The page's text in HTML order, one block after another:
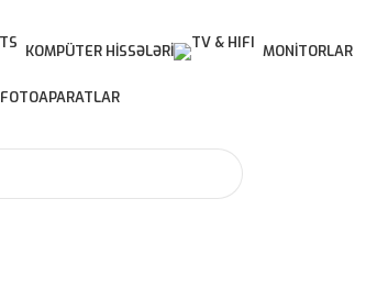
KOMPÜTER HISSƏLƏRI MONITORLAR
FOTOAPARATLAR